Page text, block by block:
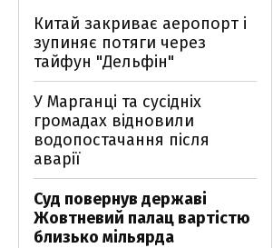
Китай закриває аеропорт і
зупиняє потяги через
тайфун "Дельфін"
У Марганці та сусідніх
громадах відновили
водопостачання після
аварії
Суд повернув державі
Жовтневий палац вартістю
близько мільярда